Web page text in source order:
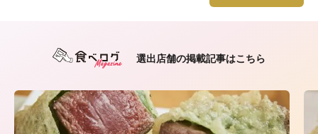
選出店舗の掲載記事はこちら